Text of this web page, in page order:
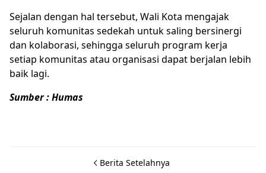
Sejalan dengan hal tersebut, Wali Kota mengajak
seluruh komunitas sedekah untuk saling bersinergi
dan kolaborasi, sehingga seluruh program kerja
setiap komunitas atau organisasi dapat berjalan lebih
baik lagi.
Sumber : Humas
Berita Setelahnya